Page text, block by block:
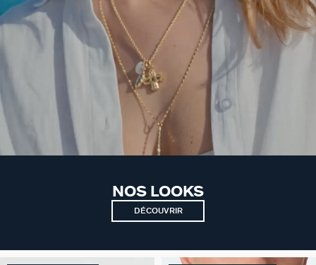
NOS LOOKS
DÉCOUVRIR